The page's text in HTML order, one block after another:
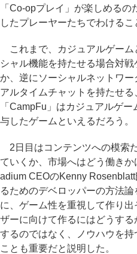
「Co-opプレイ」が楽しめる
したプレーヤーたちでわけるこ
これまで、カジュアルゲーム
シャル機能を持たせる場合対
か、逆にソーシャルネットワ
アルタイムチャットを持たせる
「CampFu」はカジュアルゲ
与したゲームといえるだろう。
2日目はコンテンツへの模索
ていくか、市場へはどう働き
adium CEOのKenny
るためのデベロッパーの方法
に、ゲーム性を重視して作り
ザーに向けて作るにはどうす
するのではなく、ノウハウを
ことも重要だと説明した。